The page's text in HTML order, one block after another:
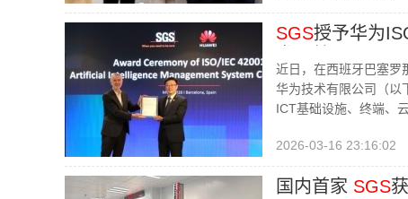
SGS授予华为
近日，在西班牙巴塞罗
华为技术有限公司（以
ICT基础设施、终端、
2026-03-16 23:16:02
国内首家 SGS